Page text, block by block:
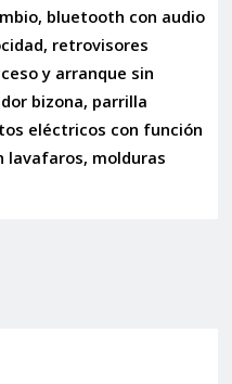
bluetooth con audio
retrovisores
y arranque sin
bizona, parrilla
eléctricos con función
lavafaros, molduras